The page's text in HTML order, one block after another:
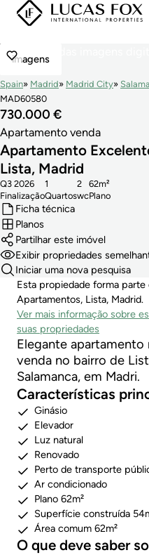
imagens
Spain Madrid Madrid City
MAD60580
730.000 €
Apartamento venda
Apartamento
Lista, Madrid
Finalização
Q3 2026
Quartos
1
wc
2
Plano
62m²
Ficha técnica
Planos
Partilhar este imóvel
Exibir propriedades
Iniciar uma nova pesquisa
Esta propiedade forma parte
Apartamentos, Lista, Madrid.
Ver mais informação sobre
suas propriedades
Elegante
venda no bairro de
Salamanca, em Madri.
Características
Ginásio
Elevador
Luz natural
Renovado
Perto de transporte
Ar condicionado
Plano 62m²
Superfície construída
Área comum 62m²
O que deve saber